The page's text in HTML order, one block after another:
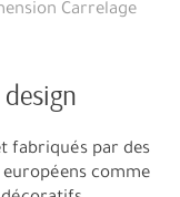
Carrelage
fabriqués par des
comme